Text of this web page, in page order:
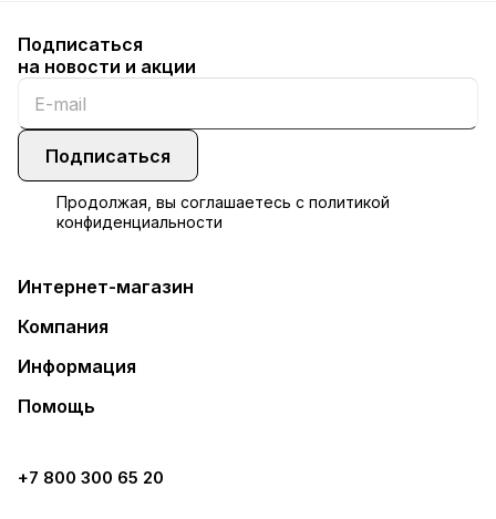
Подписаться
на новости и акции
Подписаться
Продолжая, вы соглашаетесь с политикой
конфиденциальности
Интернет-магазин
Компания
Информация
Помощь
+7 800 300 65 20